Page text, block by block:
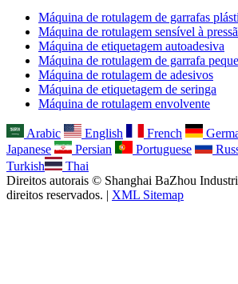
Máquina de rotulagem de garrafas
Máquina de rotulagem sensível à
Máquina de etiquetagem autoadesiva
Máquina de rotulagem de garrafa
Máquina de rotulagem de adesivos
Máquina de etiquetagem de seringa
Máquina de rotulagem envolvente
Arabic English French
Japanese
Persian Portuguese
Turkish
Thai
Direitos autorais © Shanghai BaZhou
direitos reservados. | XML Sitemap